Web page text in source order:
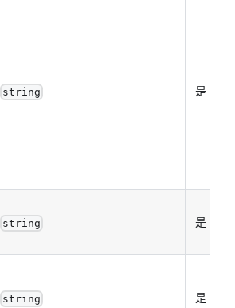
string 是
string 是
string 是